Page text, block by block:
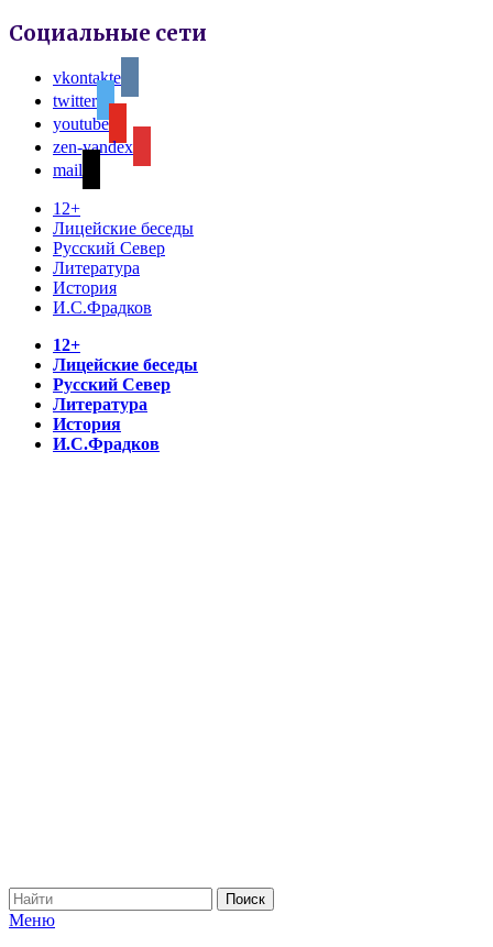
Социальные сети
vkontakte
twitter
youtube
zen-yandex
mail
12+
Лицейские беседы
Русский Север
Литература
История
И.С.Фрадков
12+
Лицейские беседы
Русский Север
Литература
История
И.С.Фрадков
Меню